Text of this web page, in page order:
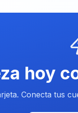
hoy
Conecta tus